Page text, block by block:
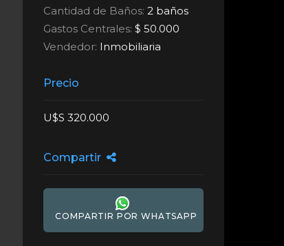
Cantidad de Baños: 2 baños
Gastos Centrales: $ 50.000
Vendedor: Inmobiliaria
Precio
U$S 320.000
Compartir
COMPARTIR POR WHATSAPP